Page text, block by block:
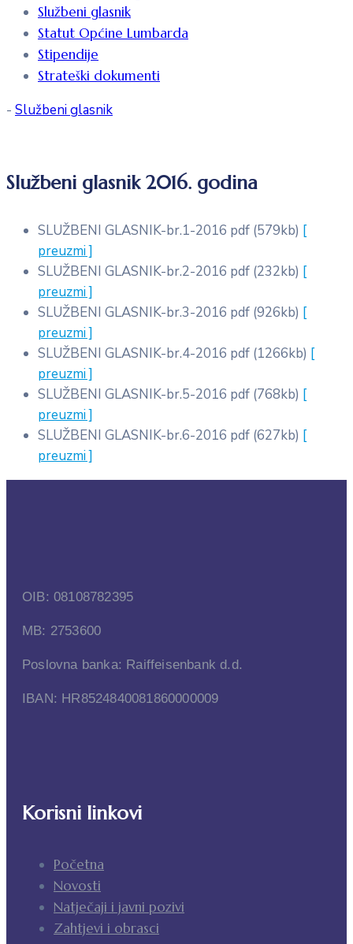
Službeni glasnik
Statut Općine Lumbarda
Stipendije
Strateški dokumenti
- Službeni glasnik
Službeni glasnik 2016. godina
SLUŽBENI GLASNIK-br.1-2016 pdf (579kb) [
preuzmi ]
SLUŽBENI GLASNIK-br.2-2016 pdf (232kb) [
preuzmi ]
SLUŽBENI GLASNIK-br.3-2016 pdf (926kb) [
preuzmi ]
SLUŽBENI GLASNIK-br.4-2016 pdf (1266kb) [
preuzmi ]
SLUŽBENI GLASNIK-br.5-2016 pdf (768kb) [
preuzmi ]
SLUŽBENI GLASNIK-br.6-2016 pdf (627kb) [
preuzmi ]
OIB: 08108782395
MB: 2753600
Poslovna banka: Raiffeisenbank d.d.
IBAN: HR8524840081860000009
Korisni linkovi
Početna
Novosti
Natječaji i javni pozivi
Zahtjevi i obrasci